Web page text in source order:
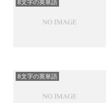
8文字の英単語
8文字の英単語